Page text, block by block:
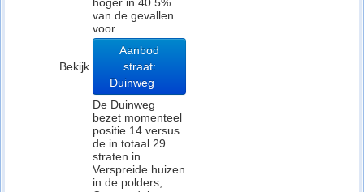
van de gevallen
voor.
Bekijk
Aanbod
straat:
Duinweg
De Duinweg
bezet momenteel
positie 14 versus
de in totaal 29
straten in
Verspreide huizen
in de polders,